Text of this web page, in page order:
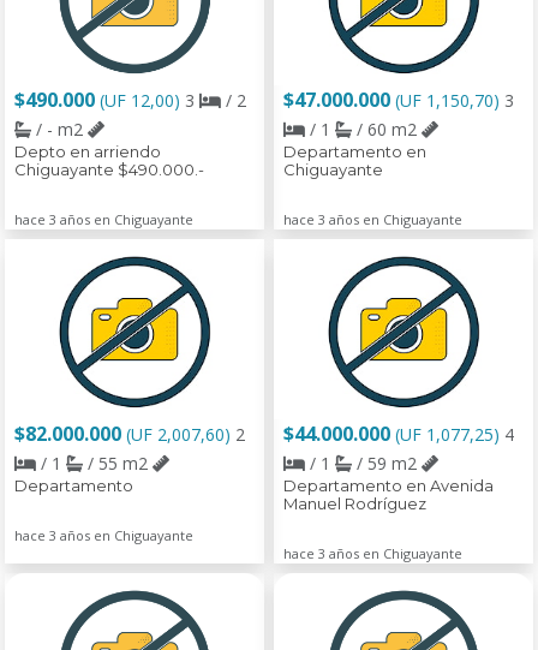
$490.000 (UF 12,00) 3
/ 2
/ - m2
Depto en arriendo
Chiguayante $490.000.-
hace 3 años en Chiguayante
$47.000.000 (UF 1,150,70) 3
/ 1
/ 60 m2
Departamento en
Chiguayante
hace 3 años en Chiguayante
$82.000.000 (UF 2,007,60) 2
/ 1
/ 55 m2
Departamento
hace 3 años en Chiguayante
$44.000.000 (UF 1,077,25) 4
/ 1
/ 59 m2
Departamento en Avenida
Manuel Rodríguez
hace 3 años en Chiguayante